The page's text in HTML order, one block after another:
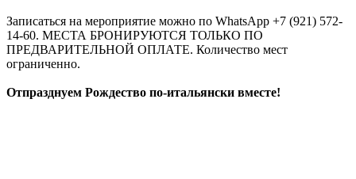
Записаться на мероприятие можно по WhatsApp +7 (921) 572-
14-60. МЕСТА БРОНИРУЮТСЯ ТОЛЬКО ПО
ПРЕДВАРИТЕЛЬНОЙ ОПЛАТЕ. Количество мест
ограниченно.
Отпразднуем Рождество по-итальянски вместе!